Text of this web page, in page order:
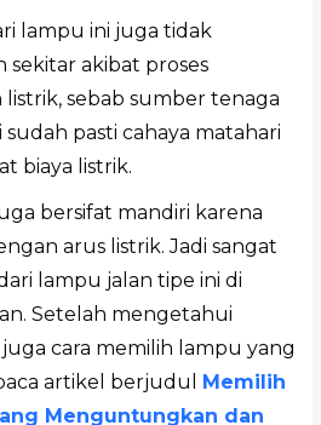
lampu ini juga tidak
akibat proses
sebab sumber tenaga
pasti cahaya matahari
biaya listrik.
bersifat mandiri karena
arus listrik. Jadi sangat
lampu jalan tipe ini di
Setelah mengetahui
cara memilih lampu yang
artikel berjudul Memilih
Menguntungkan dan